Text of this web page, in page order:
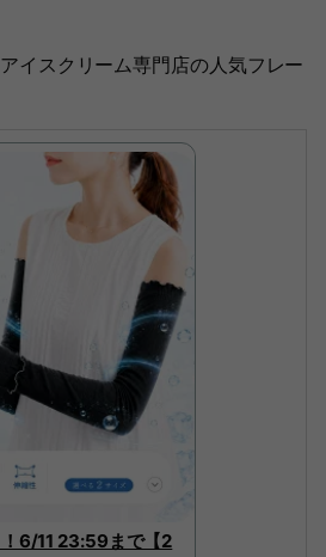
イスクリーム専門店の人気フレー
！6/11 23:59まで【2